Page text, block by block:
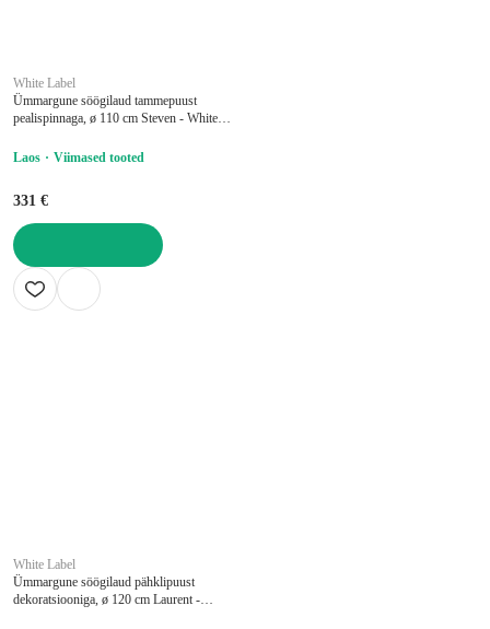
White Label
Ümmargune söögilaud tammepuust
pealispinnaga, ø 110 cm Steven - White
Laos
Viimased tooted
331 €
LISA OSTUKORVI
White Label
Ümmargune söögilaud pähklipuust
dekoratsiooniga, ø 120 cm Laurent -